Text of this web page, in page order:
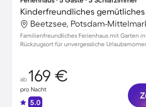
Beetzsee, Potsdam-
Familienfreundliches Ferienhaus mit Garten
Rückzugsort für unvergessliche
ab 169 €
pro Nacht
5.0